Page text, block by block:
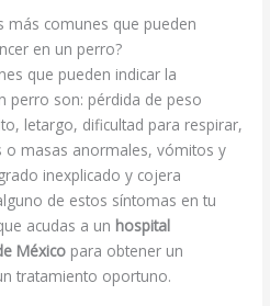
más comunes que pueden
en un perro?
que pueden indicar la
perro son: pérdida de peso
letargo, dificultad para respirar,
o masas anormales, vómitos y
inexplicado y cojera
de estos síntomas en tu
acudas a un hospital
México para obtener un
tratamiento oportuno.